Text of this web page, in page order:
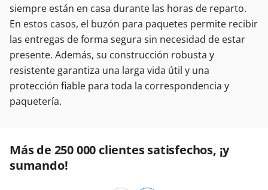
siempre están en casa durante las horas de reparto.
En estos casos, el buzón para paquetes permite recibir
las entregas de forma segura sin necesidad de estar
presente. Además, su construcción robusta y
resistente garantiza una larga vida útil y una
protección fiable para toda la correspondencia y
paquetería.
Más de 250 000 clientes satisfechos, ¡y
sumando!